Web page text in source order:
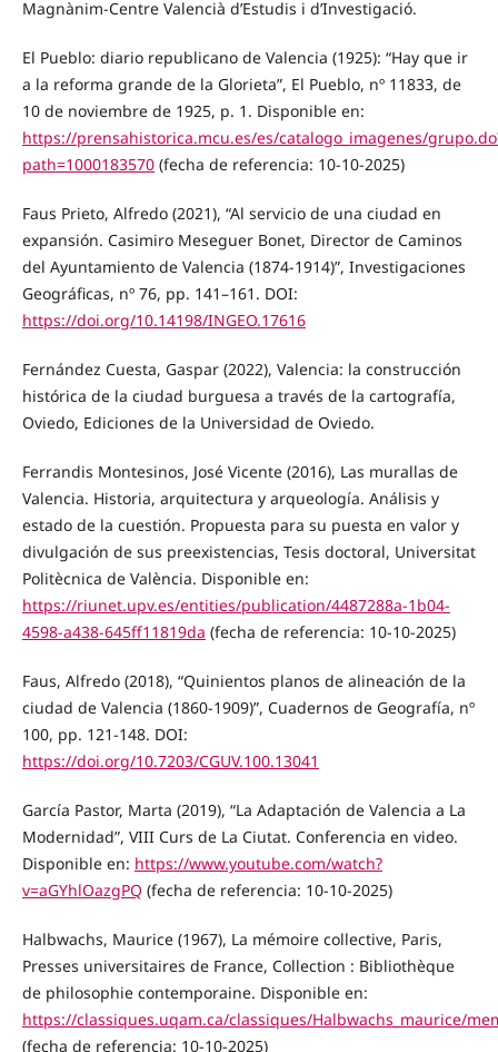
Magnànim-Centre Valencià d’Estudis i d’Investigació.
El Pueblo: diario republicano de Valencia (1925): “Hay que ir
a la reforma grande de la Glorieta”, El Pueblo, nº 11833, de
10 de noviembre de 1925, p. 1. Disponible en:
https://prensahistorica.mcu.es/es/catalogo_imagenes/
path=1000183570(fecha de referencia: 10-10-2025)
Faus Prieto, Alfredo (2021), “Al servicio de una ciudad en
expansión. Casimiro Meseguer Bonet, Director de Caminos
del Ayuntamiento de Valencia (1874-1914)”, Investigaciones
Geográficas, nº 76, pp. 141–161. DOI:
https://doi.org/10.14198/INGEO.17616
Fernández Cuesta, Gaspar (2022), Valencia: la construcción
histórica de la ciudad burguesa a través de la cartografía,
Oviedo, Ediciones de la Universidad de Oviedo.
Ferrandis Montesinos, José Vicente (2016), Las murallas de
Valencia. Historia, arquitectura y arqueología. Análisis y
estado de la cuestión. Propuesta para su puesta en valor y
divulgación de sus preexistencias, Tesis doctoral, Universitat
Politècnica de València. Disponible en:
https://riunet.upv.es/entities/publication/4487288a-1b04-
4598-a438-645ff11819da (fecha de referencia: 10-10-2025)
Faus, Alfredo (2018), “Quinientos planos de alineación de la
ciudad de Valencia (1860-1909)”, Cuadernos de Geografía, nº
100, pp. 121-148. DOI:
https://doi.org/10.7203/CGUV.100.13041
García Pastor, Marta (2019), “La Adaptación de Valencia a La
Modernidad”, VIII Curs de La Ciutat. Conferencia en video.
Disponible en: https://www.youtube.com/watch?
v=aGYhlOazgPQ (fecha de referencia: 10-10-2025)
Halbwachs, Maurice (1967), La mémoire collective, Paris,
Presses universitaires de France, Collection : Bibliothèque
de philosophie contemporaine. Disponible en:
https://classiques.uqam.ca/classiques/Halbwachs_maurice/
(fecha de referencia: 10-10-2025)